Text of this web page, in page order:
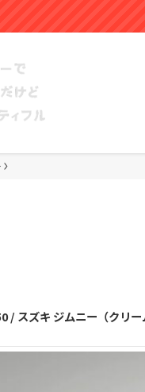
コイ
スズキ ジムニー（クリー